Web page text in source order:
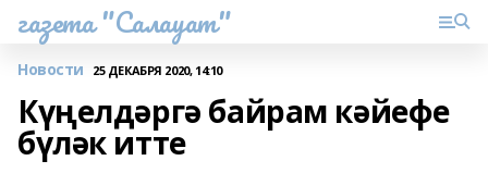
газета "Салауат"
Новости 25 ДЕКАБРЯ 2020, 14:10
Күңелдәргә байрам кәйефе
бүләк итте